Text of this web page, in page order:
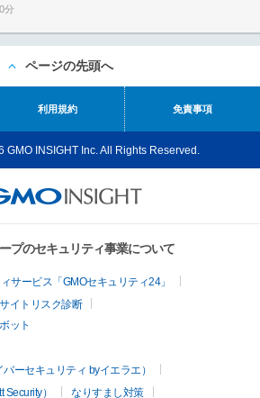
分
ページの先頭へ
利用規約 免責事項
INSIGHT Inc. All Rights Reserved.
プのセキュリティ事業について
サービス「GMOセキュリティ24」
イトリスク診断
ット
ーセキュリティ byイエラエ）
）
なりすまし対策